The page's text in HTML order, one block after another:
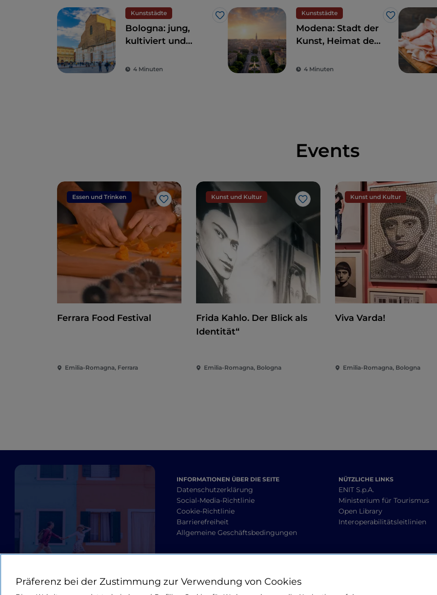
Kunststädte
Like
Bologna: jung,
kultiviert und
4 Minuten
Kunststädte
Like
Modena: Stadt der
Kunst, Heimat der
Geschmacks
4 Minuten
Events
Essen und Trinken
Like
Ferrara Food Festival
Emilia-Romagna, Ferrara
Kunst und Kultur
Like
Frida Kahlo. Der Blick als
Identität“
Emilia-Romagna, Bologna
Kunst und Kultur
Viva Varda!
Emilia-Romagna, Bologna
INFORMATIONEN ÜBER DIE SEITE
Datenschutzerklärung
Social-Media-Richtlinie
Cookie-Richtlinie
Barrierefreiheit
Allgemeine Geschäftsbedingungen
NÜTZLICHE LINKS
ENIT S.p.A.
Ministerium für Tourismus
Open Library
Interoperabilitätsleitlinien
Präferenz bei der Zustimmung zur Verwendung von Cookies